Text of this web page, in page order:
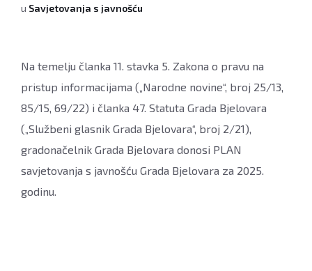
u Savjetovanja s javnošću
Na temelju članka 11. stavka 5. Zakona o pravu na
pristup informacijama („Narodne novine“, broj 25/13,
85/15, 69/22) i članka 47. Statuta Grada Bjelovara
(„Službeni glasnik Grada Bjelovara“, broj 2/21),
gradonačelnik Grada Bjelovara donosi PLAN
savjetovanja s javnošću Grada Bjelovara za 2025.
godinu.